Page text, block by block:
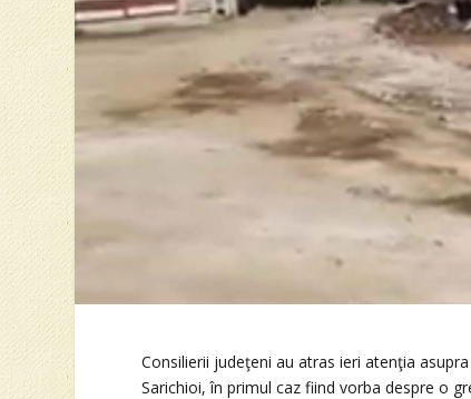
Consilierii judeţeni au atras ieri atenţia
Sarichioi, în primul caz fiind vorba despre o